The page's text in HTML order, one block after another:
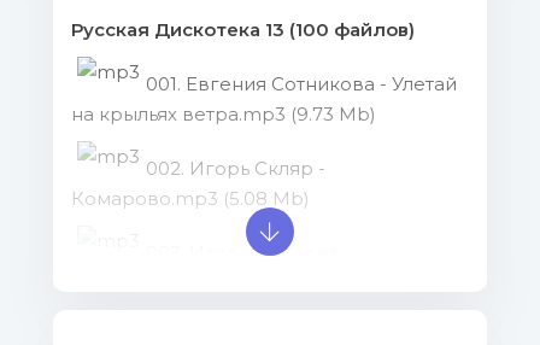
Русская Дискотека 13 (100 файлов)
001. Евгения Сотникова - Улетай
на крыльях ветра.mp3 (9.73 Mb)
002. Игорь Скляр -
Комарово.mp3 (5.08 Mb)
003. Игорь Кибирев -